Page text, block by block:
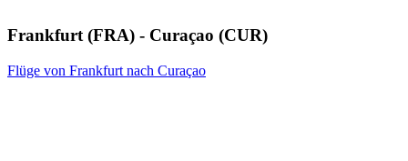
Frankfurt (FRA) - Curaçao (CUR)
Flüge von Frankfurt nach Curaçao